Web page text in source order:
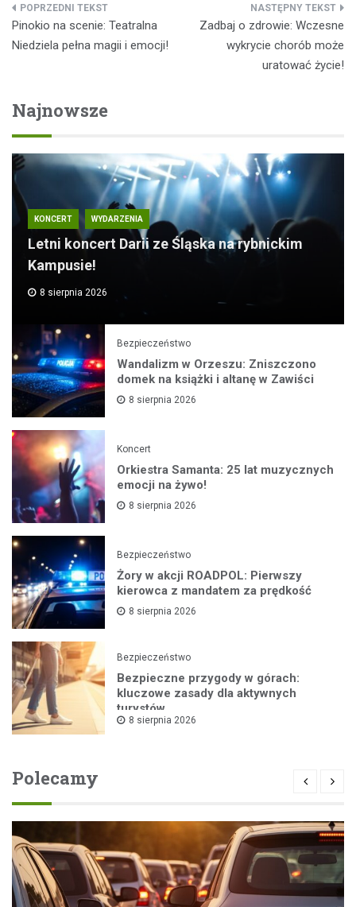
Nawigacja
wpisu
Pinokio na scenie: Teatralna
Niedziela pełna magii i emocji!
Zadbaj o zdrowie: Wczesne
wykrycie chorób może
uratować życie!
Najnowsze
KONCERT WYDARZENIA
Letni koncert Darii ze Śląska na rybnickim
Kampusie!
8 sierpnia 2026
Bezpieczeństwo
Wandalizm w Orzeszu: Zniszczono
domek na książki i altanę w Zawiści
8 sierpnia 2026
Koncert
Orkiestra Samanta: 25 lat muzycznych
emocji na żywo!
8 sierpnia 2026
Bezpieczeństwo
Żory w akcji ROADPOL: Pierwszy
kierowca z mandatem za prędkość
8 sierpnia 2026
Bezpieczeństwo
Bezpieczne przygody w górach:
kluczowe zasady dla aktywnych
turystów
8 sierpnia 2026
Polecamy